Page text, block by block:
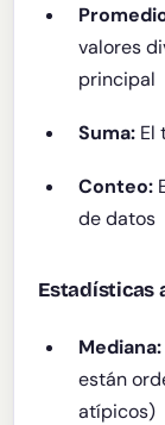
valores
principal
Suma: El
Conteo:
de datos
Estadísticas
Mediana:
están
atípicos)